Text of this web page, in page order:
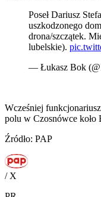
Poseł Dariusz
uszkodzonego
drona/szczątek.
lubelskie).
— Łukasz Bok
Wcześniej
polu w Czosnówce koło
Źródło: PAP
/ X